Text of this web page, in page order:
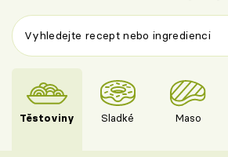
Těstoviny Sladké Maso